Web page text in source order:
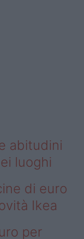
abitudini
luoghi
di euro
Ikea
per